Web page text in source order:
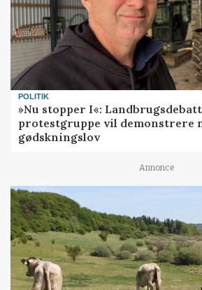
POLITIK
»Nu stopper I«:
protestgruppe vil demonstrere
gødskningslov
Annonce